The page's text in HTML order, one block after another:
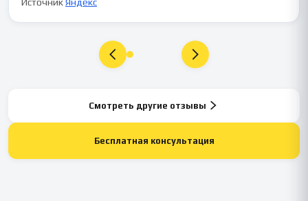
Смотреть другие отзывы
Бесплатная консультация